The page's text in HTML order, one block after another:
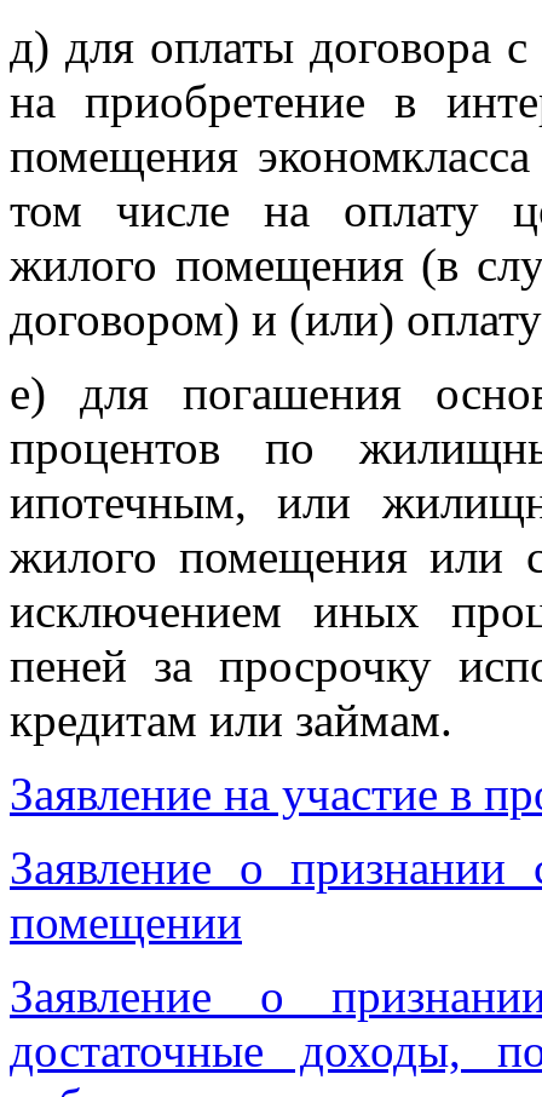
д) для оплаты договора
на приобретение в
помещения
том числе на оплату
жилого помещения (в
договором) и (или)
е) для погашения
процентов по
ипотечным, или
жилого помещения или
исключением иных
пеней за просрочку
кредитам или займам.
Заявление на участие в
Заявление о
помещении
Заявление о
достаточные доходы,